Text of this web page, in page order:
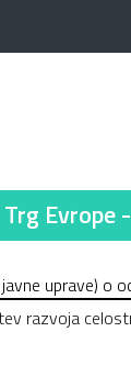
Trg Evrope
uprave) o
razvoja